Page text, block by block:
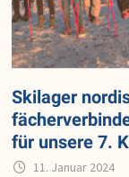
Skilager
für unsere 7.
11. Januar 2024